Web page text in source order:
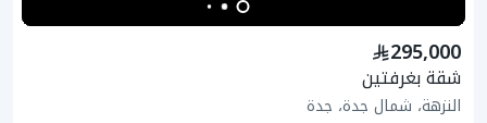
295,000
شقة بغرفتين
النزهة، شمال جدة، جدة